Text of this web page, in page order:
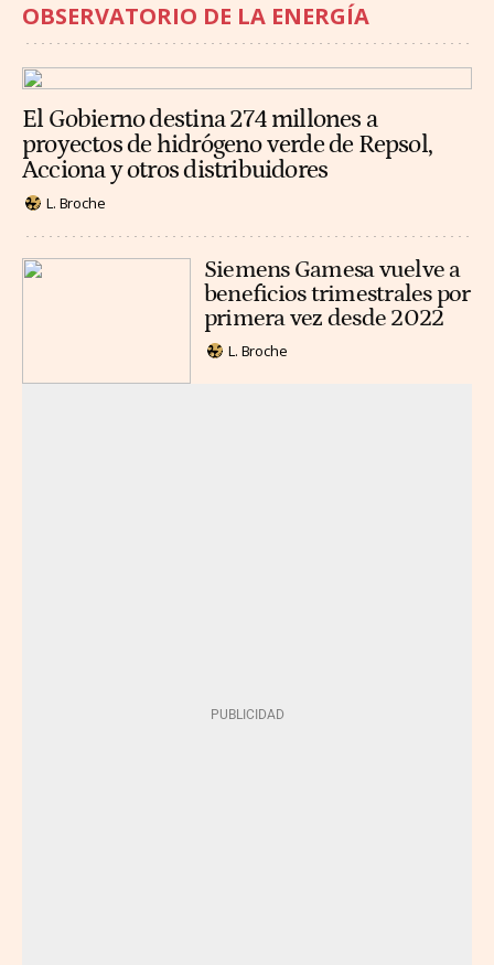
OBSERVATORIO DE LA ENERGÍA
El Gobierno destina 274 millones a
proyectos de hidrógeno verde de Repsol,
Acciona y otros distribuidores
L. Broche
Siemens Gamesa vuelve a
beneficios trimestrales por
primera vez desde 2022
L. Broche